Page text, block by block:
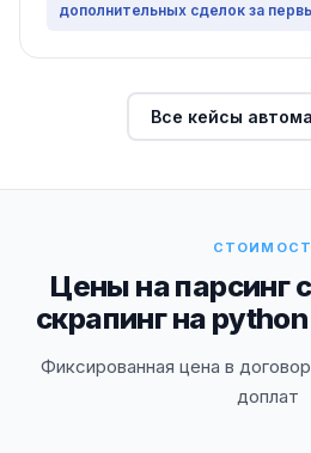
дополнительных сделок за
Все кейсы
Цены на парсинг
скрапинг на
Фиксированная цена в
доплат